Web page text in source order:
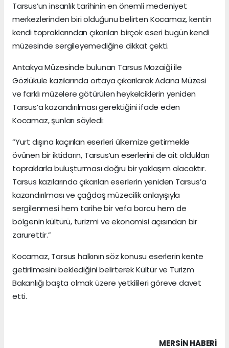
Tarsus’un insanlık tarihinin en önemli medeniyet
merkezlerinden biri olduğunu belirten Kocamaz, kentin
kendi topraklarından çıkarılan birçok eseri bugün kendi
müzesinde sergileyemediğine dikkat çekti.
Antakya Müzesinde bulunan Tarsus Mozaiği ile
Gözlükule kazılarında ortaya çıkarılarak Adana Müzesi
ve farklı müzelere götürülen heykelciklerin yeniden
Tarsus’a kazandırılması gerektiğini ifade eden
Kocamaz, şunları söyledi:
“Yurt dışına kaçırılan eserleri ülkemize getirmekle
övünen bir iktidarın, Tarsus’un eserlerini de ait oldukları
topraklarla buluşturması doğru bir yaklaşım olacaktır.
Tarsus kazılarında çıkarılan eserlerin yeniden Tarsus’a
kazandırılması ve çağdaş müzecilik anlayışıyla
sergilenmesi hem tarihe bir vefa borcu hem de
bölgenin kültürü, turizmi ve ekonomisi açısından bir
zarurettir.”
Kocamaz, Tarsus halkının söz konusu eserlerin kente
getirilmesini beklediğini belirterek Kültür ve Turizm
Bakanlığı başta olmak üzere yetkilileri göreve davet
etti.
MERSIN HABERİ